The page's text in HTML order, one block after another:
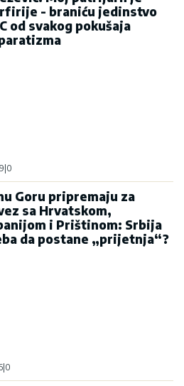
- braniću jedinstvo
od svakog pokušaja
|0
Goru pripremaju za
sa Hrvatskom,
i Prištinom: Srbija
da postane „prijetnja“?
|0